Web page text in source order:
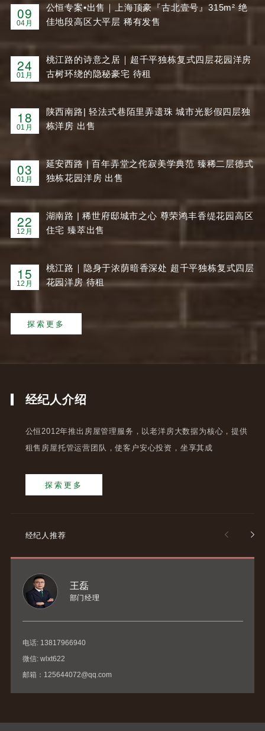
09
04月
公恒专案•出售｜上海顶豪『古北壹号』315m² 绝
佳地段高区大平层 稀有发售
24
01月
桃江路的诗意之居｜超千平独栋复式四层花园洋房
古树环绕的隐秘豪宅 待租
18
01月
陕西南路| 轻法式巷陌里弄遗珠 城市光影假四层独
栋洋房 出售
03
01月
延安西路 | 百年弄堂之侘寂美学典范 臻稀二层德式
独栋花园洋房 出售
22
12月
湖南路 | 稀世府邸城市之心 尊荣鸿丰香缇花园高区
住宅 臻萃出售
15
12月
桃江路｜隐身于浓荫暗香深处 超千平独栋复式四层
花园洋房 待租
探索更多
经纪人介绍
公恒2012年推出房屋管理服务，以老洋房大数据为核心，提供
租售房屋托管运营团队，使客户安心投资，坐享其成
探索更多
经纪人推荐
王磊
部门经理
电话: 13817966940
微信: wlxt622
邮箱：125644072@qq.com